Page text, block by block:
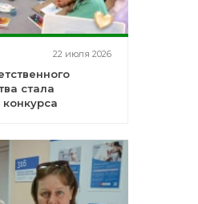
22 июля 2026
стала